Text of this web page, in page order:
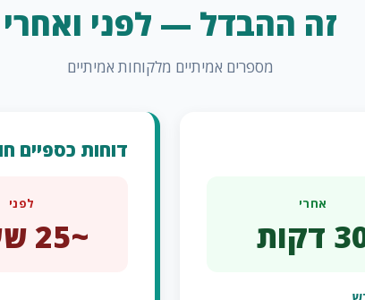
זה ההבדל — לפני ואחרי
מספרים אמיתיים מלקוחות אמיתיים
אחרי
דקות
דוחות כספיים
לפני
~25 שעות